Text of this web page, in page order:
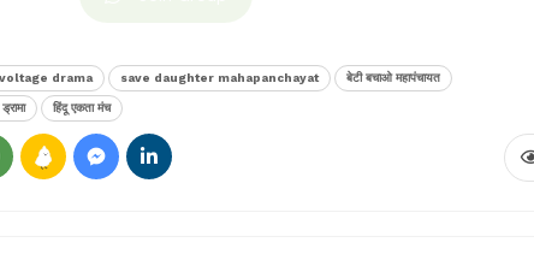
drama save daughter mahapanchayat बेटी बचाओ महापंचायत
हिंदू एकता मंच